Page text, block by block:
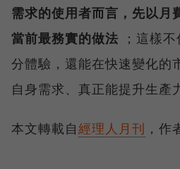
需求的使用者而言，先以月
當前最務實的做法 ；這樣
分體驗，還能在快速變化的
自身需求、真正能提升生產
本文轉載自經理人月刊 ，作